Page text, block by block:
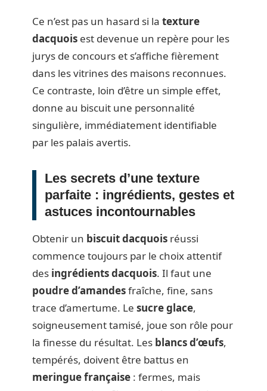
Ce n’est pas un hasard si la texture
dacquois est devenue un repère pour les
jurys de concours et s’affiche fièrement
dans les vitrines des maisons reconnues.
Ce contraste, loin d’être un simple effet,
donne au biscuit une personnalité
singulière, immédiatement identifiable
par les palais avertis.
Les secrets d’une texture
parfaite : ingrédients, gestes et
astuces incontournables
Obtenir un biscuit dacquois réussi
commence toujours par le choix attentif
des ingrédients dacquois. Il faut une
poudre d’amandesfraîche, fine, sans
trace d’amertume. Le sucre glace,
soigneusement tamisé, joue son rôle pour
la finesse du résultat. Les blancs d’œufs,
tempérés, doivent être battus en
meringue française : fermes, mais